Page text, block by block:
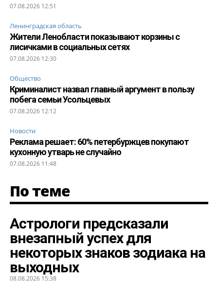
07.08.2026 12:51
Ленинградская область
Жители Ленобласти показывают корзины с
лисичками в социальных сетях
07.08.2026 12:30
Общество
Криминалист назвал главный аргумент в пользу
побега семьи Усольцевых
07.08.2026 12:12
Новости
Реклама решает: 60% петербуржцев покупают
кухонную утварь не случайно
07.08.2026 11:48
По теме
Астрологи предсказали
внезапный успех для
некоторых знаков зодиака на
выходных
08.08.2026 15:38